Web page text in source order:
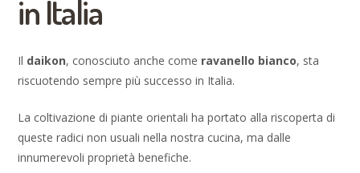
in Italia
Il daikon, conosciuto anche come ravanello bianco, sta
riscuotendo sempre più successo in Italia.
La coltivazione di piante orientali ha portato alla riscoperta di
queste radici non usuali nella nostra cucina, ma dalle
innumerevoli proprietà benefiche.